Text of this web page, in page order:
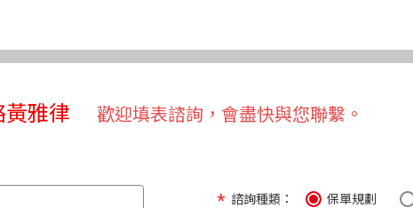
黃雅律 歡迎填表諮詢，會盡快與您聯繫。
諮詢種類： 保單規劃